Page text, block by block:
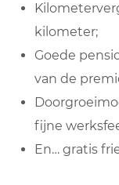
kilometer;
Goede
van de
fijne
En… gratis